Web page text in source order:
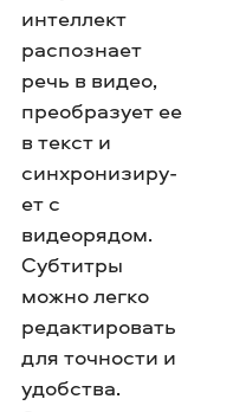
интеллект
распознает
речь в видео,
преобразует ее
в текст и
синхронизи­ру­
ет с
видеорядом.
Субтитры
можно легко
редактировать
для точности и
удобства.